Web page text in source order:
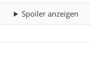
Spoiler anzeigen